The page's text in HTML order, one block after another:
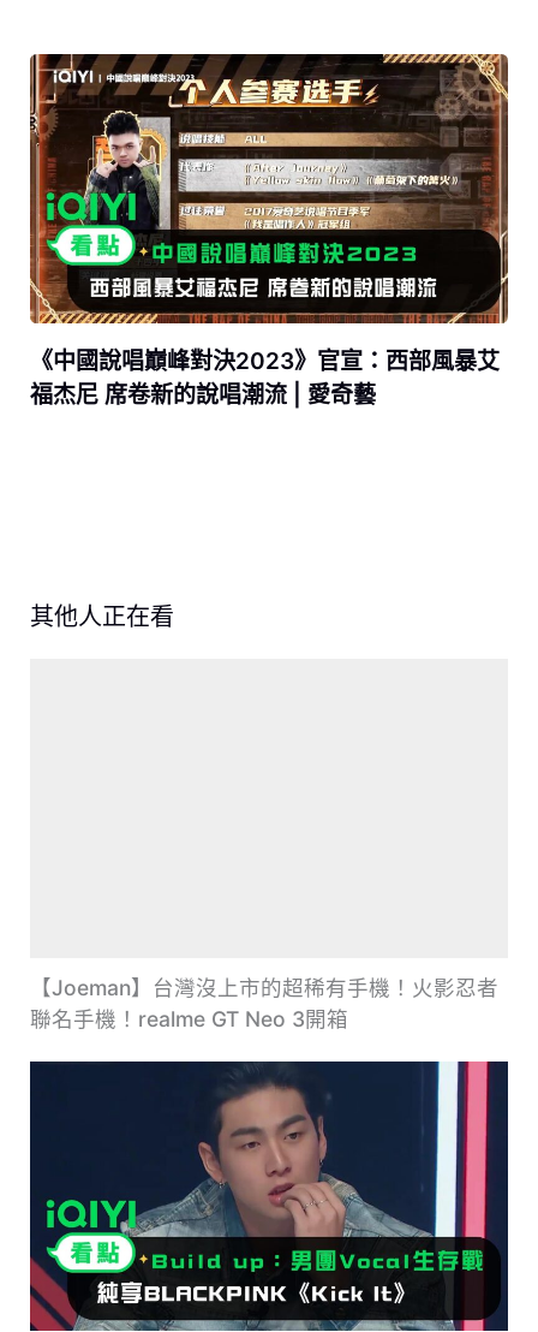
《中國說唱巔峰對決2023》官宣：西部風暴艾
福杰尼 席卷新的說唱潮流 | 愛奇藝
其他人正在看
【Joeman】台灣沒上市的超稀有手機！火影忍者
聯名手機！realme GT Neo 3開箱